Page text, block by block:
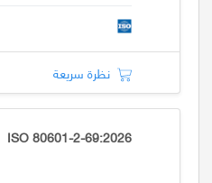
نظرة سريعة
ISO 80601-2-69:2026